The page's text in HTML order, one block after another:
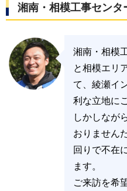
【タ行】高根 / 高浜台 /
小嶺 / 豊田
/ 豊原町
【ナ行】
中里 / 中堂 /
長瀞 / 長持 /
八幡 / 虹ケ浜
花水台 / 馬入
田 / 東中原 /
川 / 富士見町
町
湘南・相模工事セン
湘南・相模
と相模エリ
て、綾瀬イ
利な立地に
しかしなが
おりません
回りで不在
ます。
ご来訪を希